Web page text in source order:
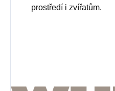
prostředí i zvířatům.